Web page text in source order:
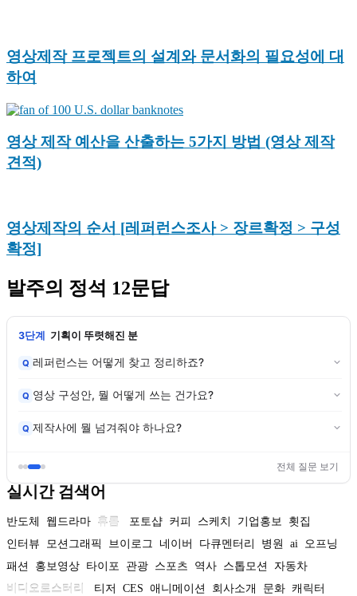
영상제작 프로젝트의 설계와 문서화의 필요성에 대
하여
영상 제작 예산을 산출하는 5가지 방법 (영상 제작
견적)
영상제작의 순서 [레퍼런스조사 > 장르확정 > 구성
확정]
발주의 정석 12문답
3단계 기획이 뚜렷해진 분
Q 레퍼런스는 어떻게 찾고 정리하죠?
Q 영상 구성안, 뭘 어떻게 쓰는 건가요?
Q 제작사에 뭘 넘겨줘야 하나요?
전체 질문 보기
실시간 검색어
반도체 웹드라마 휴롬 포토샵 커피 스케치 기업홍보
횟집
인터뷰
모션그래픽 브이로그 네이버 다큐멘터리 병원 ai 오프닝
패션
홍보영상 타이포 관광 스포츠 역사 스톱모션
자동차
비디오로스터리
티저 CES 애니메이션 회사소개 문화 캐릭터